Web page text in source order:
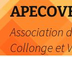
Aller
au
contenu
Association
Collonge et